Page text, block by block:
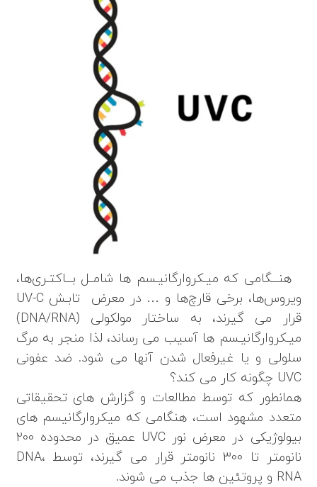
هنـــگامی که میـکروارگانیـسم ها شامــل بـــاکتـری‌ها،
ویروس‌ها، برخی قارچ‌ها و … در معرض تابـش UV-C
قرار می گیرند، به ساختار مولکولی (DNA/RNA)
میـکروارگانیـسم ها آسیب می رساند، لذا منجر به مرگ
سلولی و یا غیرفعال شدن آنها می شود. ضد عفونی
UVC چگونه کار می کند؟
همانطور که توسط مطالعات و گزارش های تحقیقاتی
متعدد مشهود است، هنگامی که میکروارگانیسم های
بیولوژیکی در معرض نور UVC عمیق در محدوده 200
نانومتر تا 300 نانومتر قرار می گیرند، توسط DNA،
RNA و پروتئین ها جذب می شوند.